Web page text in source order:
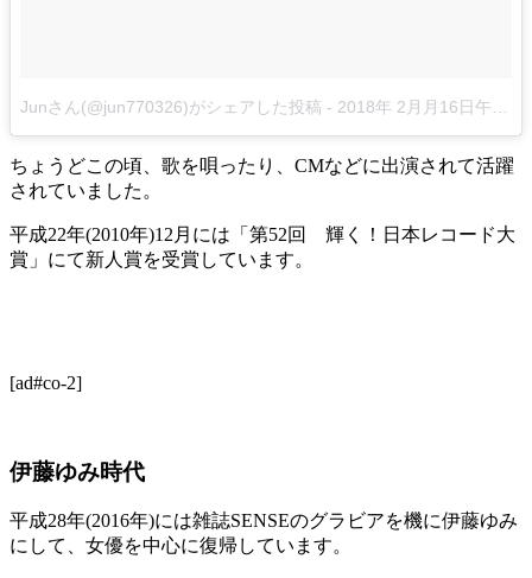
Junさん(@jun770326)がシェアした投稿 - 2018年 2月月16日午後9時17分PST
ちょうどこの頃、歌を唄ったり、CMなどに出演されて活躍
されていました。
平成22年(2010年)12月には「第52回 輝く！日本レコード大
賞」にて新人賞を受賞しています。
[ad#co-2]
伊藤ゆみ時代
平成28年(2016年)には雑誌SENSEのグラビアを機に伊藤ゆみ
にして、女優を中心に復帰しています。